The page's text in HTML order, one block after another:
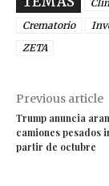
TEMAS
Crematorio
Previous article
Trump anuncia
camiones pesados
partir de octubre